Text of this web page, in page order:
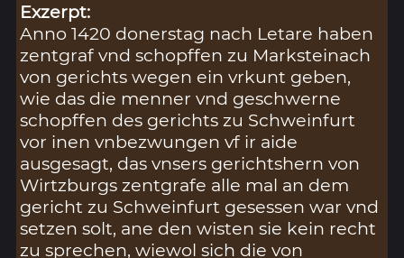
Exzerpt:
Anno 1420 donerstag nach Letare haben
zentgraf vnd schopffen zu Marksteinach
von gerichts wegen ein vrkunt geben,
wie das die menner vnd geschwerne
schopffen des gerichts zu Schweinfurt
vor inen vnbezwungen vf ir aide
ausgesagt, das vnsers gerichtshern von
Wirtzburgs zentgrafe alle mal an dem
gericht zu Schweinfurt gesessen war vnd
setzen solt, ane den wisten sie kein recht
zu sprechen, wiewol sich die von